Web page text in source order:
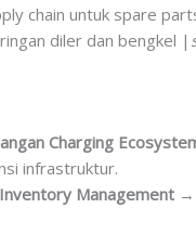
chain untuk spare
diler dan bengkel |
Charging
infrastruktur.
Management →